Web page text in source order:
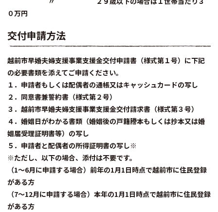
０万円
交付申請方法
越前市早婚夫婦支援事業支援金交付申請書（様式第１号）に下記
の必要書類を添えてご申請ください。
１．申請者もしくは配偶者の通帳又はキャッシュカードの写し
２．同意書兼誓約書（様式第２号）
３．越前市早婚夫婦支援事業支援金交付請求書（様式第３号）
４．婚姻日がわかる書類（婚姻後の戸籍謄本もしくは抄本又は婚
姻届受理証明書等）の写し
５．申請者と配偶者の所得証明書の写し※
※ただし、以下の場合、添付は不要です。
（1～6月に申請する場合）前年の1月1日時点で越前市に住民登録
がある方
（7～12月に申請する場合）本年の1月1日時点で越前市に住民登録
がある方